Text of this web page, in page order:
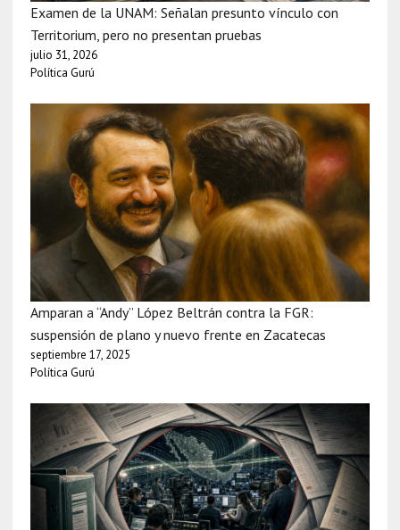
Examen de la UNAM: Señalan presunto vínculo con
Territorium, pero no presentan pruebas
julio 31, 2026
Política Gurú
Amparan a “Andy” López Beltrán contra la FGR:
suspensión de plano y nuevo frente en Zacatecas
septiembre 17, 2025
Política Gurú